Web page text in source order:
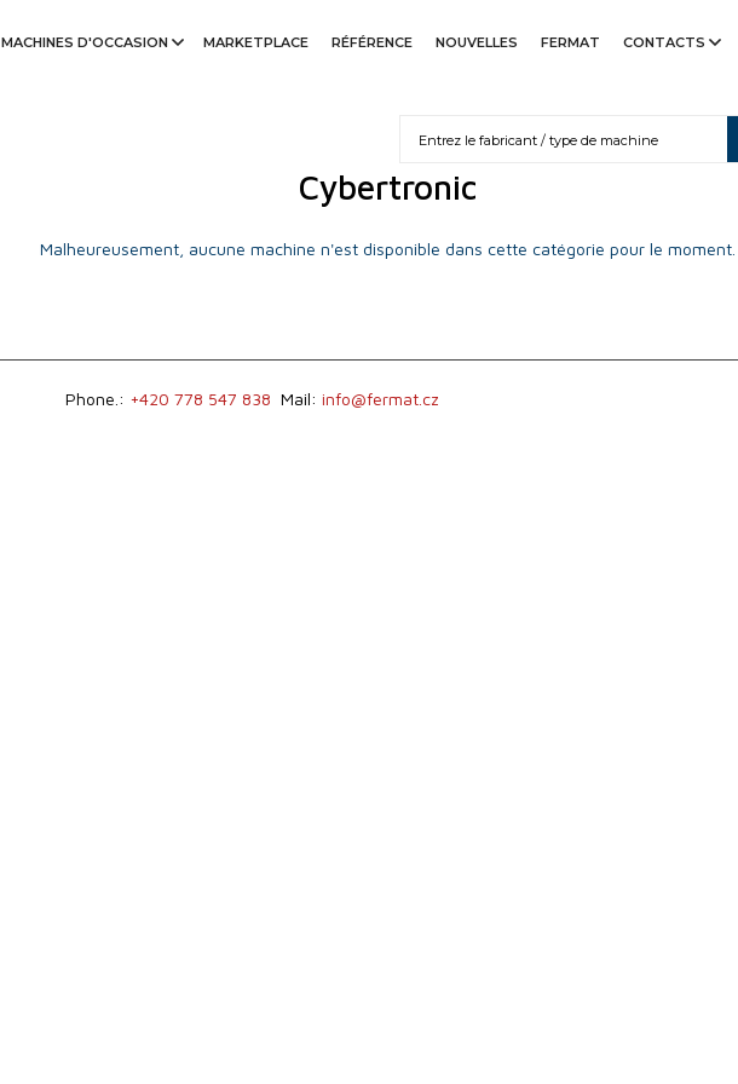
MACHINES D'OCCASION MARKETPLACE RÉFÉRENCE NOUVELLES FERMAT CONTACTS
Cybertronic
Malheureusement, aucune machine n'est disponible dans cette catégorie pour le moment.
Phone.: +420 778 547 838 Mail: info@fermat.cz